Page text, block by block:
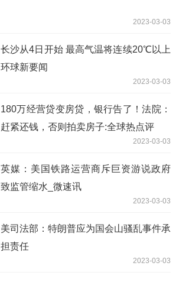
2023-03-03
长沙从4日开始 最高气温将连续20℃以上
环球新要闻
2023-03-03
180万经营贷变房贷，银行告了！法院：
赶紧还钱，否则拍卖房子:全球热点评
2023-03-03
英媒：美国铁路运营商斥巨资游说政府
致监管缩水_微速讯
2023-03-03
美司法部：特朗普应为国会山骚乱事件承
担责任
2023-03-03